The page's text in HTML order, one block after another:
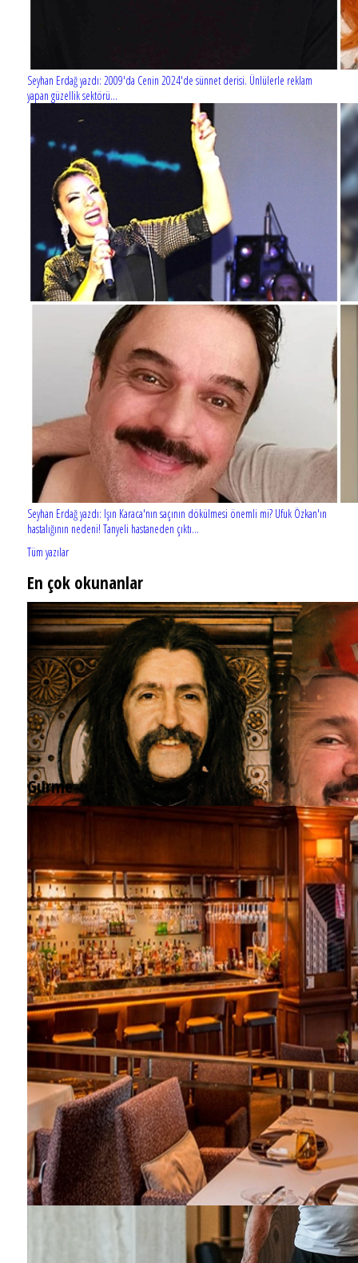
Seyhan Erdağ yazdı: 2009'da Cenin 2024'de sünnet derisi. Ünlülerle reklam
yapan güzellik sektörü...
Seyhan Erdağ yazdı: Işın Karaca'nın saçının dökülmesi önemli mi? Ufuk Özkan'ın
hastalığının nedeni! Tanyeli hastaneden çıktı...
Tüm yazılar
En çok okunanlar
Barış Manço'nun mirasçıları mahkemede!
Gurme
EĞLENCE HAYATINA YENİ SOLUK: Gabbro Dream Theatre